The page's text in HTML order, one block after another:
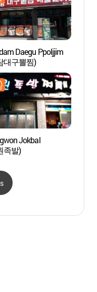
Daegu Ppoljjim
대구뽈찜)
Jokbal
족발)